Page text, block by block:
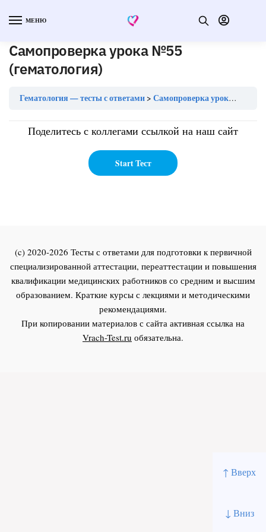
↑ Вверх
↓ Вниз
МЕНЮ
Самопроверка урока №55
(гематология)
Гематология — тесты с ответами Самопроверка урока №55 (гематология)
Поделитесь с коллегами ссылкой на наш сайт
(c) 2020-2026 Тесты с ответами для подготовки к первичной
специализированной аттестации, переаттестации и повышения
квалификации медицинских работников со средним и высшим
образованием. Краткие курсы с лекциями и методическими
рекомендациями.
При копировании материалов с сайта активная ссылка на
Vrach-Test.ru обязательна.